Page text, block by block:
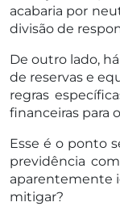
acabaria por
divisão de
De outro lado,
de reservas e
regras
financeiras para
Esse é o ponto
previdência
aparentemente
mitigar?